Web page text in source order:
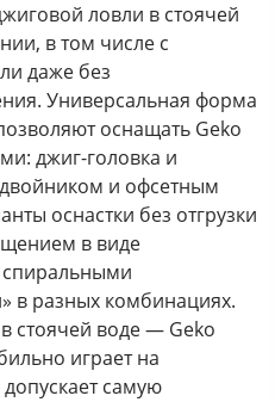
ловли в стоячей
в том числе с
даже без
Универсальная форма
оснащать Geko
джиг-головка и
и офсетным
оснастки без отгрузки
в виде
спиральными
в разных комбинациях.
стоячей воде — Geko
играет на
самую